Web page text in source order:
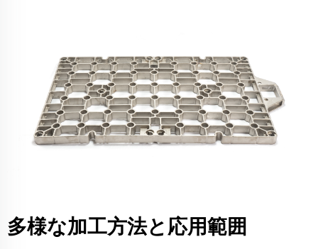
多様な加工方法と応用範囲